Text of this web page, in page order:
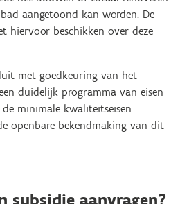
aangetoond kan worden. De
hiervoor beschikken over deze
met goedkeuring van het
duidelijk programma van eisen
minimale kwaliteitseisen.
openbare bekendmaking van dit
subsidie aanvragen?